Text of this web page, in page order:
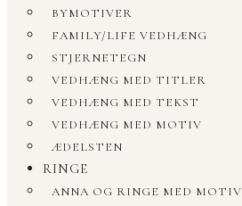
BYMOTIVER
FAMILY/LIFE VEDHÆNG
STJERNETEGN
VEDHÆNG MED TITLER
VEDHÆNG MED TEKST
VEDHÆNG MED MOTIV
ÆDELSTEN
RINGE
ANNA OG RINGE MED MOTIV